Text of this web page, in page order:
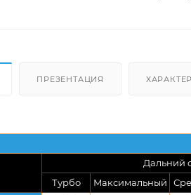
ПРЕЗЕНТАЦИЯ
Дальний
Турбо
Максимальный